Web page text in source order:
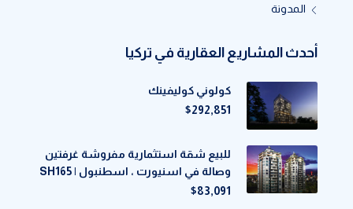
المدونة
أحدث المشاريع العقارية في تركيا
كولوني كوليفينك
$292,851
للبيع شقة استثمارية مفروشة غرفتين
وصالة في اسنيورت ، اسطنبول | SH165
$83,091